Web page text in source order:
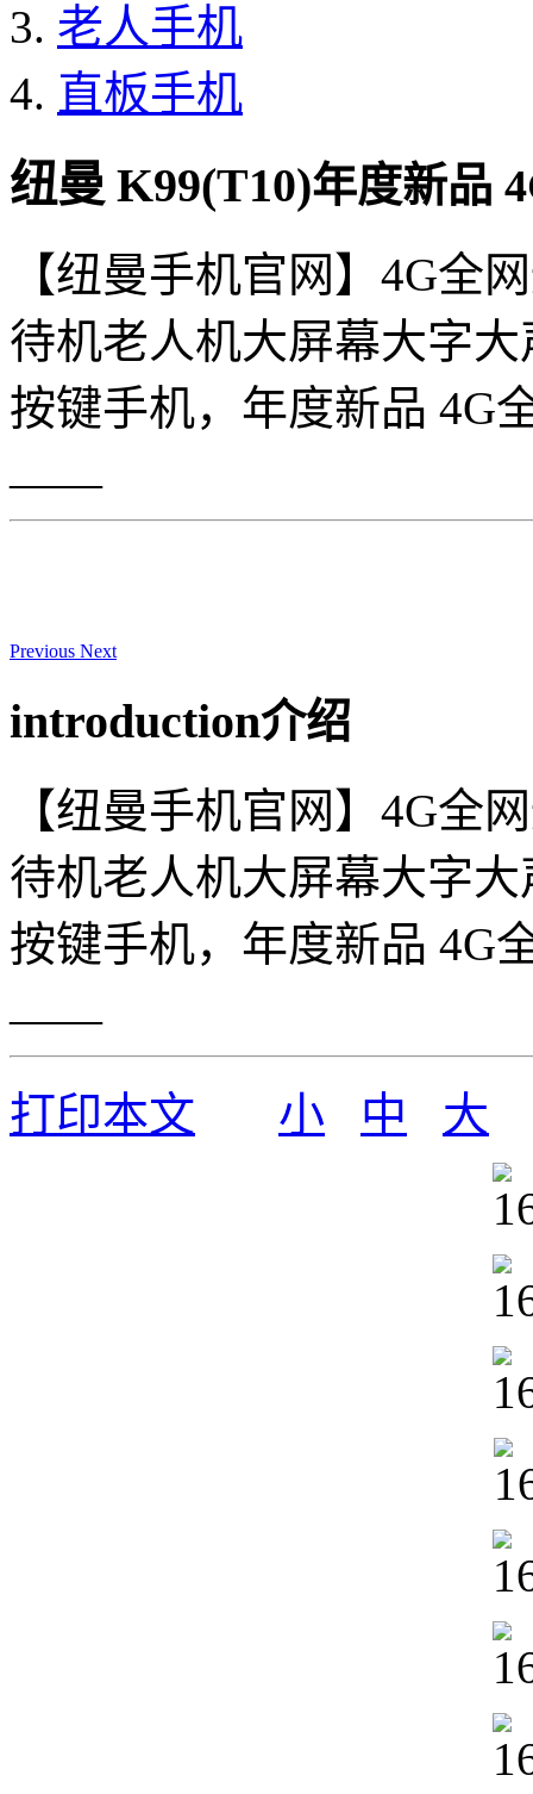
老人手机
直板手机
纽曼 K99(T10)年度新品
【纽曼手机官网】4G全
待机老人机大屏幕大字
按键手机，年度新品 4G
——
Previous Next
introduction介绍
【纽曼手机官网】4G全
待机老人机大屏幕大字
按键手机，年度新品 4G
——
打印本文
小 中 大